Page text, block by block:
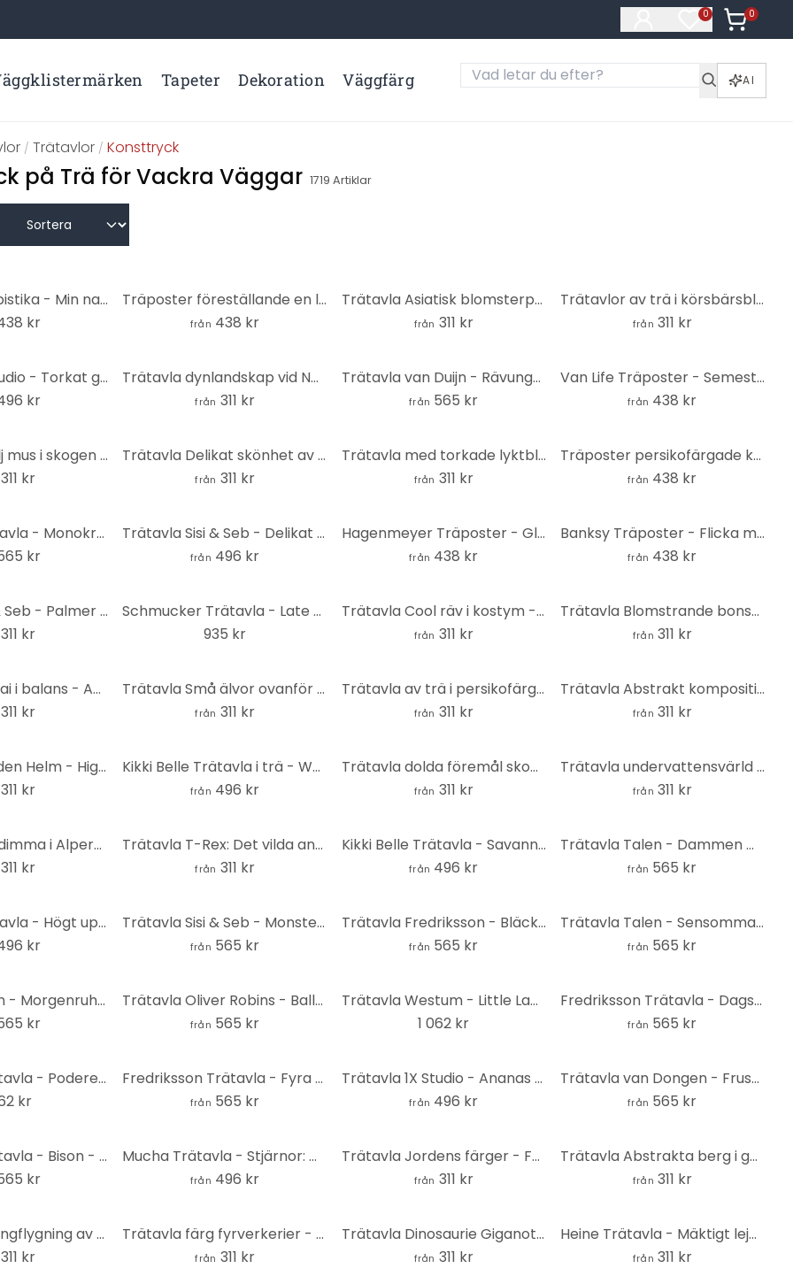
0
Artiklar på
0
Artiklar i
Tapeter Dekoration Väggfärg AI
/Trätavlor / Konsttryck
på Trä för Vackra Väggar 1719 Artiklar
Träposter Kubistika - Min natur
kr
Träposter föreställande en leopard i en smaragdgrön djungel - Manovski
från 438 kr
Trätavla Asiatisk blomsterprakt - Treechild - Rund
från 311 kr
Trätavlor av trä i körsbärsblom Rush Green - Blomstersmycke - Rund
från 311 kr
Trätavla 1X Studio - Torkat gräs - Rund
kr
Trätavla dynlandskap vid Nordsjön - Annie - Rund
från 311 kr
Trätavla van Duijn - Rävunge - Rund
från 565 kr
Van Life Träposter - Semester vid havet - Rivers
från 438 kr
Trätavla familj mus i skogen - Kikki Belle - Rund
311 kr
Trätavla Delikat skönhet av naturen rund - Moss
från 311 kr
Trätavla med torkade lyktblommor - Disher - Rund
från 311 kr
Träposter persikofärgade körsbärsblommor - Kubistika
från 438 kr
Kubistika Trätavla - Monokromatica - Rund
kr
Trätavla Sisi & Seb - Delikat - Rund
från 496 kr
Hagenmeyer Träposter - Glad hund
från 438 kr
Banksy Träposter - Flicka med ballong
från 438 kr
Trätavla Sisi & Seb - Palmer i vinden - Rund
311 kr
Schmucker Trätavla - Late Burgundy - 40x41,5 cm
935 kr
Trätavla Cool räv i kostym - Magnusson - Rund
från 311 kr
Trätavla Blomstrande bonsai - Rund - Amini
från 311 kr
Trätavla Bonsai i balans - Amini - Rund
311 kr
Trätavla Små älvor ovanför rosa moln - Oliver Robins - Rund
från 311 kr
Trätavla av trä i persikofärgat solsken - Kubistika - Rund
från 311 kr
Trätavla Abstrakt komposition med cirkel och halvcirkel - The Miuus Studio - Rund
från 311 kr
Trätavla van den Helm - Highlander - Rund
311 kr
Kikki Belle Trätavla i trä - Waldwunder - Rund
från 496 kr
Trätavla dolda föremål skogsdjur - Kikki Belle - Rund
från 311 kr
Trätavla undervattensvärld paradis - Ombre - Kikki Belle - Rund
från 311 kr
Trätavla höstdimma i Alperna - Selagea - Rund
311 kr
Trätavla T-Rex: Det vilda ansiktet från förhistorisk tid - Jaszke - Rund
från 311 kr
Kikki Belle Trätavla - Savannen - Rund
från 496 kr
Trätavla Talen - Dammen med näckrosor - Rund
från 565 kr
Kubistika Trätavla - Högt uppe i bergen - Rund
kr
Trätavla Sisi & Seb - Monstera - Rund
från 565 kr
Trätavla Fredriksson - Bläck: Rosé och guld - Rund
från 565 kr
Trätavla Talen - Sensommar - Rund
från 565 kr
Trätavla Talen - Morgenruhe - Rund
kr
Trätavla Oliver Robins - Balloon Bonanza - Rund
från 565 kr
Trätavla Westum - Little Lady - 40x41,5 cm
1 062 kr
Fredriksson Trätavla - Dagsljus - Rund
från 565 kr
Bratkovic Trätavla - Podere Belvedere - 40x41,5 cm
kr
Fredriksson Trätavla - Fyra berg - Rund
från 565 kr
Trätavla 1X Studio - Ananas - Rund
från 496 kr
Trätavla van Dongen - Frusen skog - Rund
från 565 kr
Angyalosi Trätavla - Bison - Rund
kr
Mucha Trätavla - Stjärnor: Månen - Rund
från 496 kr
Trätavla Jordens färger - Fedrau - Rund
från 311 kr
Trätavla Abstrakta berg i guld och blått - SpaceFrog Designs - Rund
från 311 kr
Trätavla Ballongflygning av djurvännerna - Kvilis - Rund
311 kr
Trätavla färg fyrverkerier - Schmucker - Rund
från 311 kr
Trätavla Dinosaurie Giganotosaurus Rund - Brun
från 311 kr
Heine Trätavla - Mäktigt lejon på stjärnhimlen - Astro Cruise - Rund
från 311 kr